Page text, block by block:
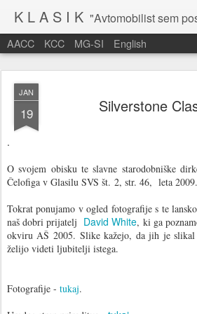
K L A S I K "Avtomobilist sem postal zaradi želje po potovanju in
AACC KCC MG-SI English
JAN
19 Silverstone
.
O svojem obisku te slavne starodobniške
Čelofiga v Glasilu SVS št. 2, str. 46, leta 2009.
Tokrat ponujamo v ogled fotografije s te
naš dobri prijatelj David White, ki ga
okviru AŠ 2005. Slike kažejo, da jih je
želijo videti ljubitelji istega.
Fotografije - tukaj.